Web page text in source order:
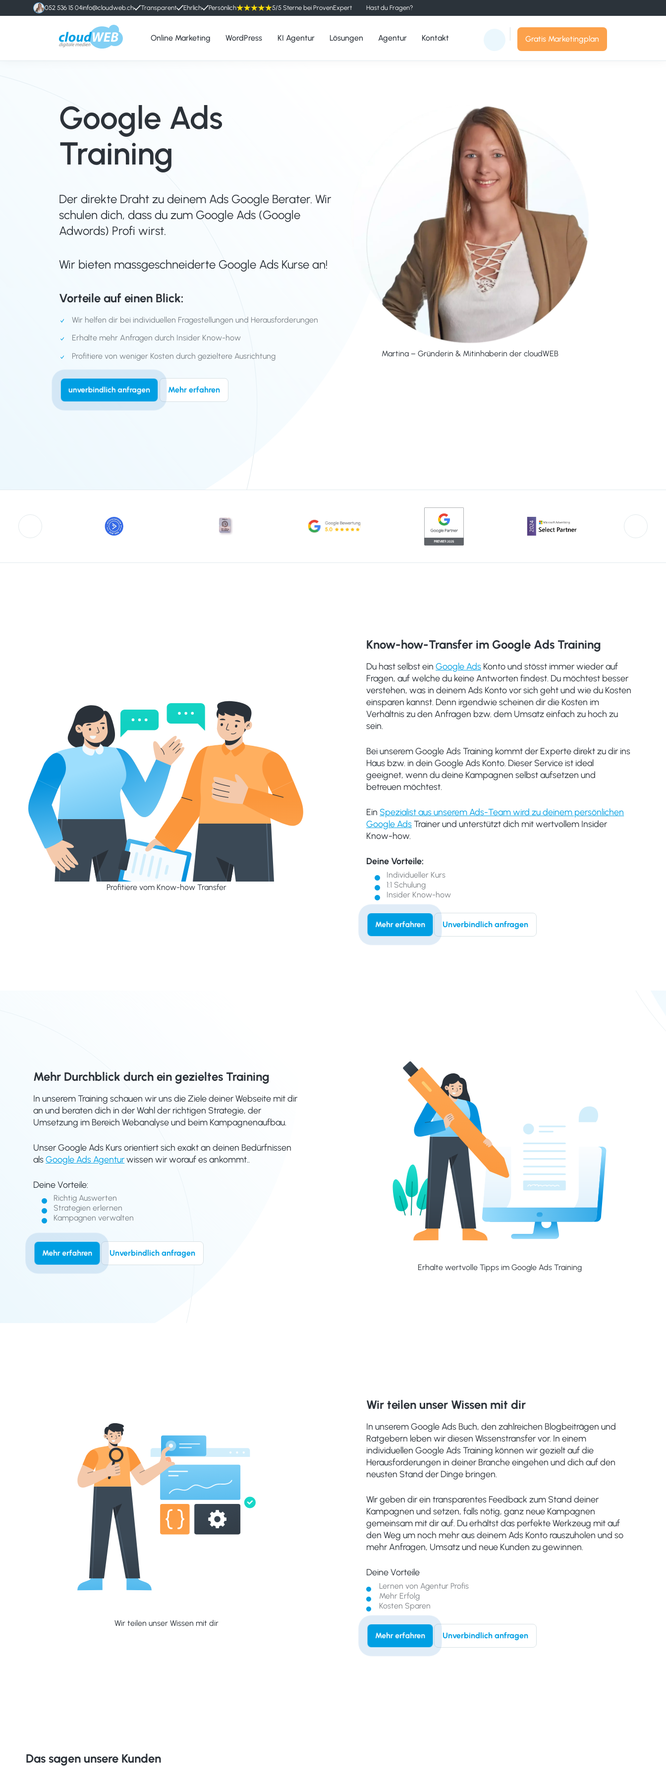
052 536 15 04info@cloudweb.ch Transparent Ehrlich Persönlich 5/5 Sterne bei ProvenExpert Hast du Fragen?
-
Online Marketing WordPress KI Agentur Lösungen Agentur Kontakt Gratis Marketingplan
Google Ads
Training
Der direkte Draht zu deinem Ads Google Berater. Wir
schulen dich, dass du zum Google Ads (Google
Adwords) Profi wirst.
Wir bieten massgeschneiderte Google Ads Kurse an!
Vorteile auf einen Blick:
Wir helfen dir bei individuellen Fragestellungen und Herausforderungen
Erhalte mehr Anfragen durch Insider Know-how
Profitiere von weniger Kosten durch gezieltere Ausrichtung
unverbindlich anfragen Mehr erfahren
Martina – Gründerin & Mitinhaberin der cloudWEB
Know-how-Transfer im Google Ads Training
Du hast selbst einGoogle Ads Konto und stösst immer wieder auf
Fragen, auf welche du keine Antworten findest. Du möchtest besser
verstehen, was in deinem Ads Konto vor sich geht und wie du Kosten
einsparen kannst. Denn irgendwie scheinen dir die Kosten im
Verhältnis zu den Anfragen bzw. dem Umsatz einfach zu hoch zu
sein.
Bei unserem Google Ads Training kommt der Experte direkt zu dir ins
Haus bzw. in dein Google Ads Konto. Dieser Service ist ideal
geeignet, wenn du deine Kampagnen selbst aufsetzen und
betreuen möchtest.
Ein Spezialist aus unserem Ads-Team wird zu deinem persönlichen
Google AdsTrainer und unterstützt dich mit wertvollem Insider
Know-how.
Deine Vorteile:
Individueller Kurs
1:1 Schulung
Insider Know-how
Mehr erfahren Unverbindlich anfragen
Profitiere vom Know-how Transfer
Mehr Durchblick durch ein gezieltes Training
In unserem Training schauen wir uns die Ziele deiner Webseite mit dir
an und beraten dich in der Wahl der richtigen Strategie, der
Umsetzung im Bereich Webanalyse und beim Kampagnenaufbau.
Unser Google Ads Kurs orientiert sich exakt an deinen Bedürfnissen
alsGoogle Ads Agenturwissen wir worauf es ankommt..
Deine Vorteile:
Richtig Auswerten
Strategien erlernen
Kampagnen verwalten
Mehr erfahren
Unverbindlich anfragen
Erhalte wertvolle Tipps im Google Ads Training
Wir teilen unser Wissen mit dir
In unserem Google Ads Buch, den zahlreichen Blogbeiträgen und
Ratgebern leben wir diesen Wissenstransfer vor. In einem
individuellen Google Ads Training können wir gezielt auf die
Herausforderungen in deiner Branche eingehen und dich auf den
neusten Stand der Dinge bringen.
Wir geben dir ein transparentes Feedback zum Stand deiner
Kampagnen und setzen, falls nötig, ganz neue Kampagnen
gemeinsam mit dir auf. Du erhältst das perfekte Werkzeug mit auf
den Weg um noch mehr aus deinem Ads Konto rauszuholen und so
mehr Anfragen, Umsatz und neue Kunden zu gewinnen.
Deine Vorteile
Lernen von Agentur Profis
Mehr Erfolg
Kosten Sparen
Mehr erfahren Unverbindlich anfragen
Wir teilen unser Wissen mit dir
Das sagen unsere Kunden